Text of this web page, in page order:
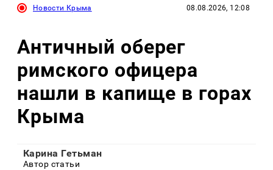
Новости Крыма 08.08.2026, 12:08
Античный оберег
римского офицера
нашли в капище в горах
Крыма
Карина Гетьман
Автор статьи